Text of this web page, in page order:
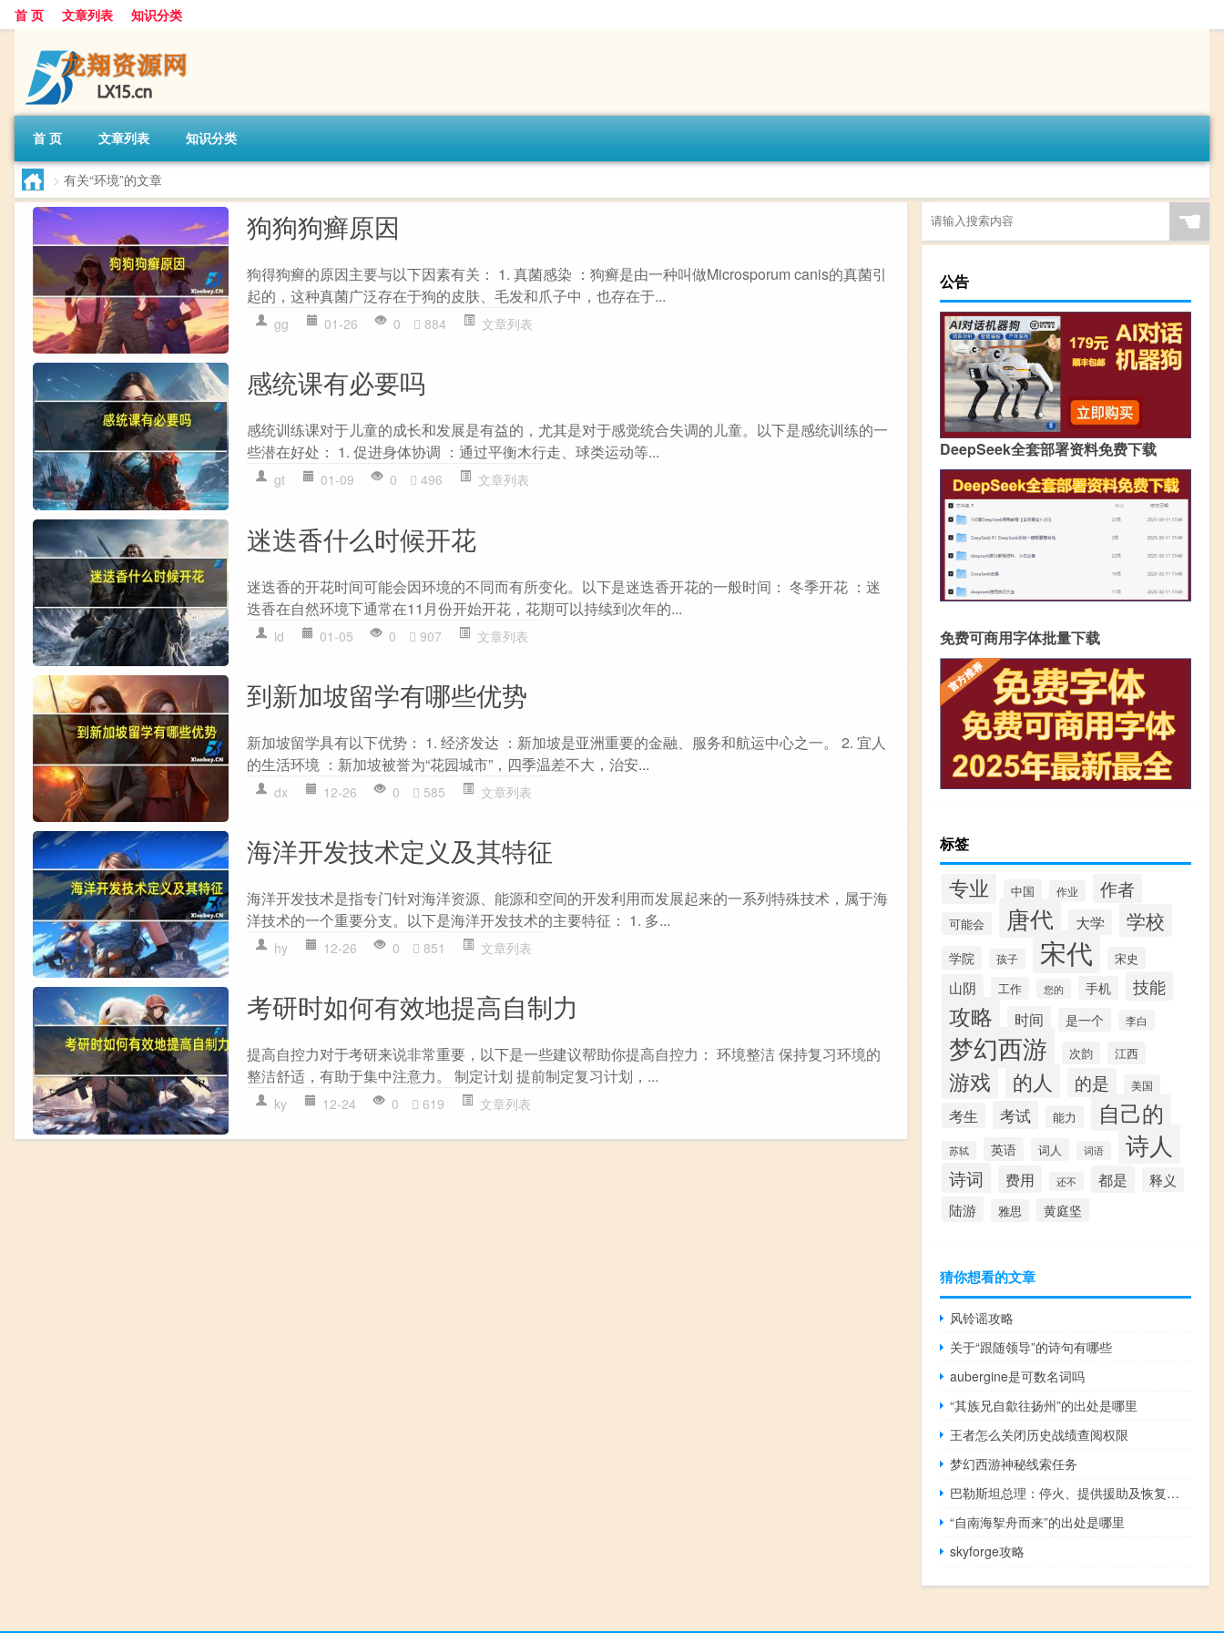
首 页 文章列表 知识分类
首 页 文章列表 知识分类
> 有关“环境”的文章
狗狗狗癣原因
狗得狗癣的原因主要与以下因素有关： 1. 真菌感染 ：狗癣是由一种叫做Microsporum canis的真菌引
起的，这种真菌广泛存在于狗的皮肤、毛发和爪子中，也存在于...
gg 01-26 0 884 文章列表
感统课有必要吗
感统训练课对于儿童的成长和发展是有益的，尤其是对于感觉统合失调的儿童。以下是感统训练的一
些潜在好处： 1. 促进身体协调 ：通过平衡木行走、球类运动等...
gt 01-09 0 496 文章列表
迷迭香什么时候开花
迷迭香的开花时间可能会因环境的不同而有所变化。以下是迷迭香开花的一般时间： 冬季开花 ：迷
迭香在自然环境下通常在11月份开始开花，花期可以持续到次年的...
ld 01-05 0 907 文章列表
到新加坡留学有哪些优势
新加坡留学具有以下优势： 1. 经济发达 ：新加坡是亚洲重要的金融、服务和航运中心之一。 2. 宜人
的生活环境 ：新加坡被誉为“花园城市”，四季温差不大，治安...
dx 12-26 0 585 文章列表
海洋开发技术定义及其特征
海洋开发技术是指专门针对海洋资源、能源和空间的开发利用而发展起来的一系列特殊技术，属于海
洋技术的一个重要分支。以下是海洋开发技术的主要特征： 1. 多...
hy 12-26 0 851 文章列表
考研时如何有效地提高自制力
提高自控力对于考研来说非常重要，以下是一些建议帮助你提高自控力： 环境整洁 保持复习环境的
整洁舒适，有助于集中注意力。 制定计划 提前制定复习计划，...
ky 12-24 0 619 文章列表
☚
公告
DeepSeek全套部署资料免费下载
免费可商用字体批量下载
标签
专业 中国 作业 作者
可能会 唐代 大学 学校
学院 孩子 宋代 宋史
山阴 工作 您的 手机 技能
攻略 时间 是一个 李白
梦幻西游 次韵 江西
游戏 的人 的是 美国
考生 考试 能力 自己的
苏轼 英语 词人 词语 诗人
诗词 费用 还不 都是 释义
陆游 雅思 黄庭坚
猜你想看的文章
风铃谣攻略
关于“跟随领导”的诗句有哪些
aubergine是可数名词吗
“其族兄自歙往扬州”的出处是哪里
王者怎么关闭历史战绩查阅权限
梦幻西游神秘线索任务
巴勒斯坦总理：停火、提供援助及恢复加沙通信是巴政府首要目标
“自南海挐舟而来”的出处是哪里
skyforge攻略